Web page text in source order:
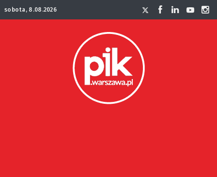
sobota, 8.08.2026